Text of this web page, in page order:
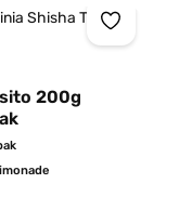
200g